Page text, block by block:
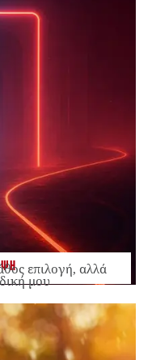
επιλογή, αλλά
μου